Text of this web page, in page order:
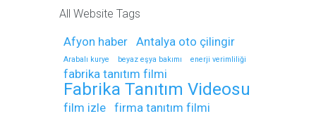
All Website Tags
Afyon haber Antalya oto çilingir
Arabalı kurye beyaz eşya bakımı enerji verimliliği
fabrika tanıtım filmi
Fabrika Tanıtım Videosu
film izle firma tanıtım filmi